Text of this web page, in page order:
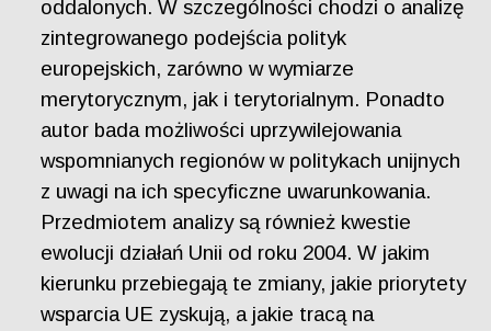
oddalonych. W szczególności chodzi o analizę
zintegrowanego podejścia polityk
europejskich, zarówno w wymiarze
merytorycznym, jak i terytorialnym. Ponadto
autor bada możliwości uprzywilejowania
wspomnianych regionów w politykach unijnych
z uwagi na ich specyficzne uwarunkowania.
Przedmiotem analizy są również kwestie
ewolucji działań Unii od roku 2004. W jakim
kierunku przebiegają te zmiany, jakie priorytety
wsparcia UE zyskują, a jakie tracą na